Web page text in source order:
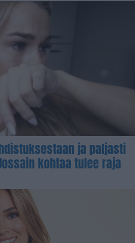
ja paljasti
kohtaa tulee raja